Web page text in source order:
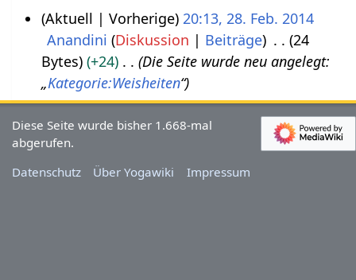
F
e
b
r
Aktuell Vorherige 20:13, 28. Feb. 2014
Anandini Diskussion Beiträge
24
Bytes
+24
Die Seite wurde neu angelegt:
„Kategorie:Weisheiten“
Diese Seite wurde bisher 1.668-mal
abgerufen.
Datenschutz
Über Yogawiki Impressum